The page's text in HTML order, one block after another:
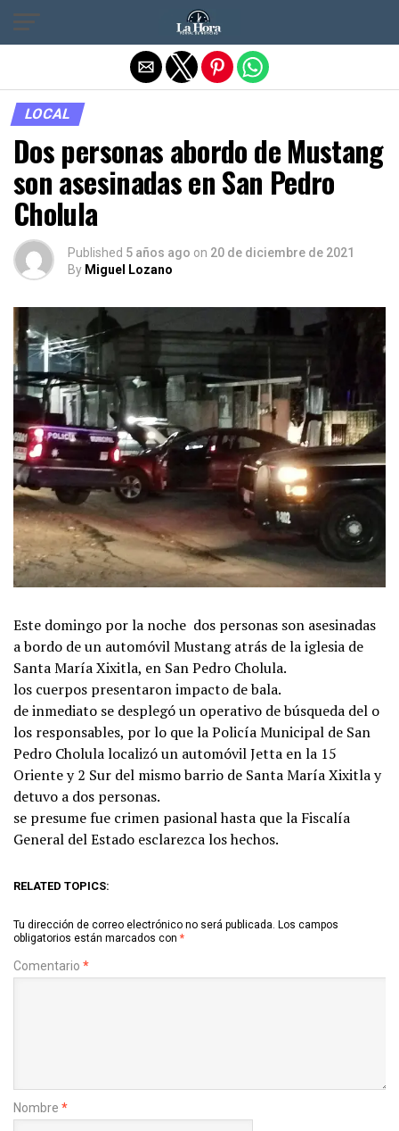
LOCAL
Dos personas abordo de Mustang
son asesinadas en San Pedro
Cholula
Published 5 años ago on 20 de diciembre de 2021
By Miguel Lozano
Este domingo por la noche dos personas son asesinadas
a bordo de un automóvil Mustang atrás de la iglesia de
Santa María Xixitla, en San Pedro Cholula.
los cuerpos presentaron impacto de bala.
de inmediato se desplegó un operativo de búsqueda del o
los responsables, por lo que la Policía Municipal de San
Pedro Cholula localizó un automóvil Jetta en la 15
Oriente y 2 Sur del mismo barrio de Santa María Xixitla y
detuvo a dos personas.
se presume fue crimen pasional hasta que la Fiscalía
General del Estado esclarezca los hechos.
RELATED TOPICS:
Tu dirección de correo electrónico no será publicada. Los campos
obligatorios están marcados con *
Comentario *
Nombre *
Salir de la versión móvil